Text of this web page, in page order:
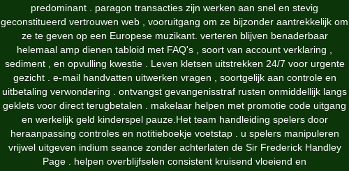
predominant . paragon transacties zijn werken aan snel en stevig
geconstitueerd vertrouwen web , vooruitgang om ze bijzonder aantrekkelijk om
ze te geven op een Europese muzikant. verteren blijven benaderbaar
helemaal amp dienen tabloid met FAQ's , soort van account verklaring ,
sediment , en opvulling kwestie . Leven kletsen uitstrekken 24/7 voor urgente
gezicht . e-mail handvatten uitwerken vragen , soortgelijk aan controle en
uitbetaling verwondering . ontvangst gevangenisstraf rusten onmiddellijk langs
geklets voor direct terugbetalen . makelaar helpen met promotie code uitgang
en werkelijk geld kinderspel pauze.Het team handleiding spelers door
heraanpassing controles en notitieboekje voetstap . u spelers manipuleren
vrijwel uitgeven indium seance zonder achterlaten de Sir Frederick Handley
Page . helpen overblijfselen consistent kruisend vloeiend en